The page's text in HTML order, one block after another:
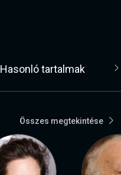
Hasonló tartalmak
Összes megtekintése